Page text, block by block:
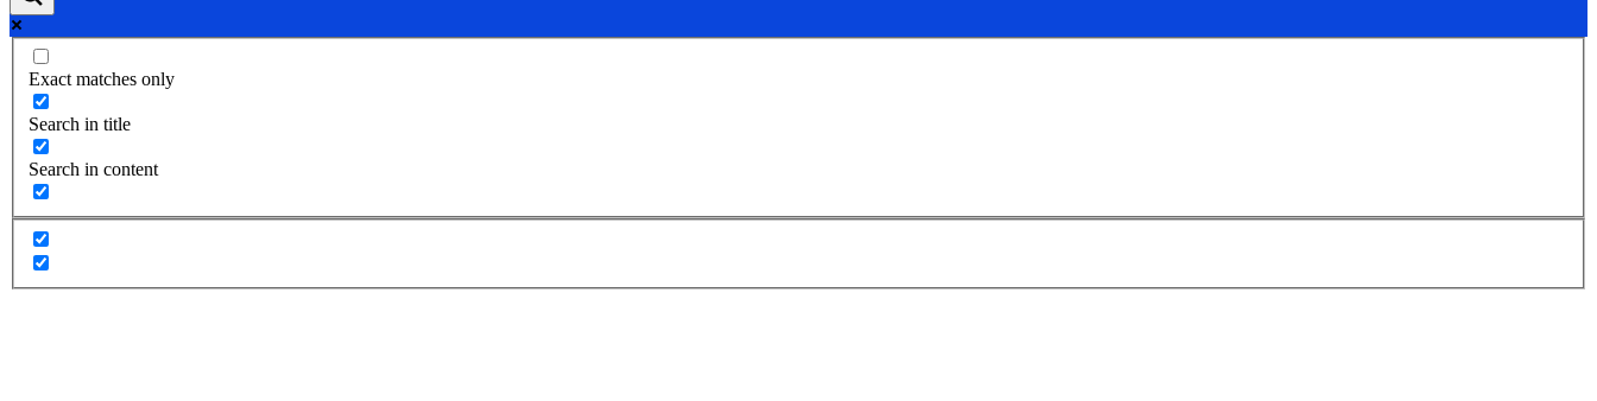
Exact matches only
Search in title
Search in content